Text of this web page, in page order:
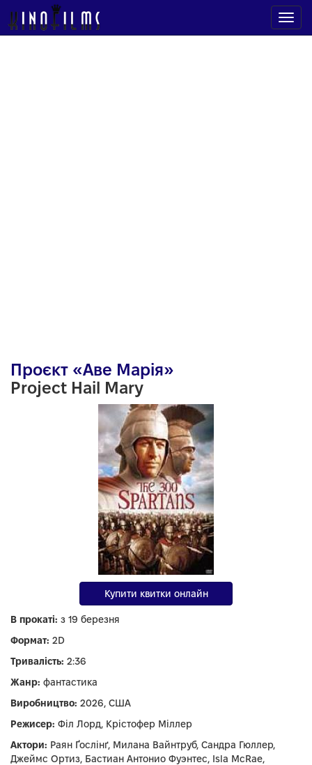
Проєкт «Аве Марія»
Project Hail Mary
Купити квитки онлайн
В прокаті: з 19 березня
Формат: 2D
Тривалість: 2:36
Жанр: фантастика
Виробництво: 2026, США
Режисер: Філ Лорд, Крістофер Міллер
Актори: Раян Ґослінґ, Милана Вайнтруб, Сандра Гюллер,
Джеймс Ортиз, Бастиан Антонио Фуэнтес, Isla McRae,